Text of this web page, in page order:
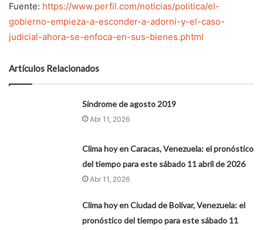
Fuente: https://www.perfil.com/noticias/politica/el-
gobierno-empieza-a-esconder-a-adorni-y-el-caso-
judicial-ahora-se-enfoca-en-sus-bienes.phtml
Artículos Relacionados
Síndrome de agosto 2019
Abr 11, 2026
Clima hoy en Caracas, Venezuela: el pronóstico
del tiempo para este sábado 11 abril de 2026
Abr 11, 2026
Clima hoy en Ciudad de Bolívar, Venezuela: el
pronóstico del tiempo para este sábado 11